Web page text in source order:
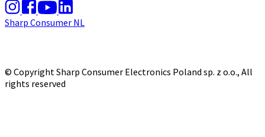
Sharp Consumer NL
© Copyright Sharp Consumer Electronics Poland sp. z o.o., All
rights reserved